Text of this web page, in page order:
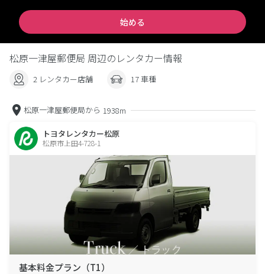
始める
松原一津屋郵便局 周辺のレンタカー情報
2 レンタカー店舗 17 車種
松原一津屋郵便局から 1938m
トヨタレンタカー松原
松原市上田4-728-1
基本料金プラン（T1）